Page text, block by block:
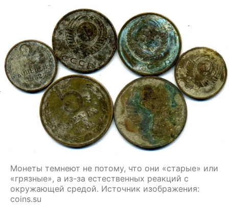
Монеты темнеют не потому, что они «старые» или
«грязные», а из-за естественных реакций с
окружающей средой. Источник изображения:
coins.su